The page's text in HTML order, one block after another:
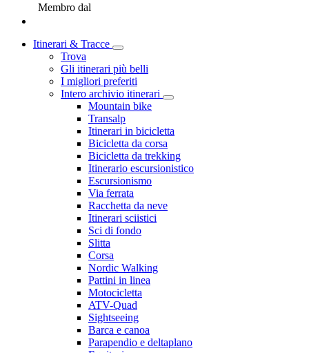
Membro dal
Itinerari & Tracce
Trova
Gli itinerari più belli
I migliori preferiti
Intero archivio itinerari
Mountain bike
Transalp
Itinerari in bicicletta
Bicicletta da corsa
Bicicletta da trekking
Itinerario escursionistico
Escursionismo
Via ferrata
Racchetta da neve
Itinerari sciistici
Sci di fondo
Slitta
Corsa
Nordic Walking
Pattini in linea
Motocicletta
ATV-Quad
Sightseeing
Barca e canoa
Parapendio e deltaplano